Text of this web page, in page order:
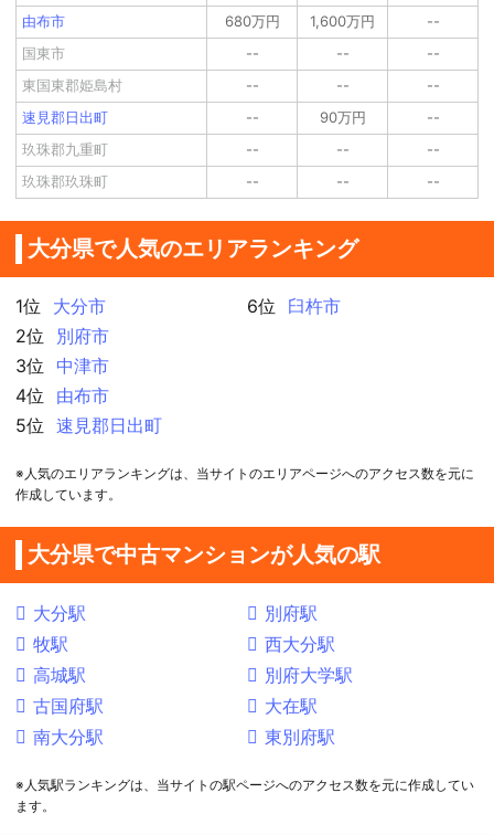
由布市
680万円 1,600万円
--
国東市
-- --
--
東国東郡姫島村
-- --
--
速見郡日出町
-- 90万円
--
玖珠郡九重町
-- --
--
玖珠郡玖珠町
-- -- --
大分県で人気のエリアランキング
1位
大分市
2位
別府市
3位
中津市
4位
由布市
5位
速見郡日出町
6位 臼杵市
※人気のエリアランキングは、当サイトのエリアページへのアクセス数を元に
作成しています。
大分県で中古マンションが人気の駅
大分駅
牧駅
高城駅
古国府駅
南大分駅
別府駅
西大分駅
別府大学駅
大在駅
東別府駅
※人気駅ランキングは、当サイトの駅ページへのアクセス数を元に作成してい
ます。